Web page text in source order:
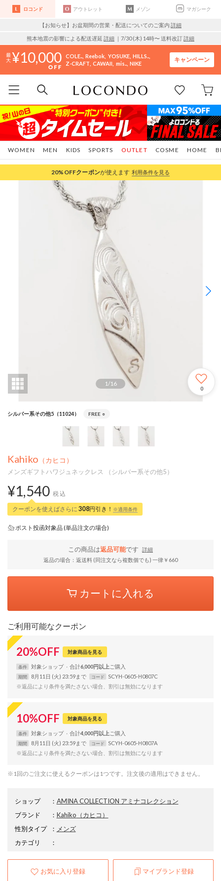
ロコンド アウトレット メゾン マガシーク
【お知らせ】お盆期間の営業・配送についてのご案内 詳細
熊本地震の影響による配送遅延 詳細 ｜7/30 (木) 14時〜 送料改訂詳細
10,000 COLE.. Reebok YOSUKE HILLS..
Z-CRAFT CAWAII mis.. NIKE
キャンペーン
WOMEN MEN KIDS SPORTS COSME HOME
OUTLET
20%OFFクーポンが使えます 利用条件を見る
1/16
0
シルバー系その他5（11024） FREE ○
Kahiko （カヒコ）
メンズギフトハワジュネックレス （シルバー系その他5）
¥1,540 税込
クーポンを使えばさらに 308円引き！ ※適用条件
ポスト投函対象品 (単品注文の場合)
この商品は返品可能です
詳細
返品の場合：返送料 (同注文なら複数個でも) 一律￥660
カートに入れる
ご利用可能なクーポン
20%OFF 対象商品を見る
条件 対象ショップ 合計6,000円以上
期間 8月11日 (火) 23:59まで コード
SCYH-0605-H0807C
※返品により条件を満たさない場合、割引は無効になります
10%OFF 対象商品を見る
条件 対象ショップ 合計4,000円以上
期間 8月11日 (火) 23:59まで コード
SCYH-0605-H0807A
※返品により条件を満たさない場合、割引は無効になります
※1回のご注文に使えるクーポンは1つです。注文後の適用はできません。
ショップ ： AMINA COLLECTION アミナコレクション
ブランド
： Kahiko （カヒコ）
性別タイプ
： メンズ
カテゴリ
：
お気に入り登録 マイブランド登録